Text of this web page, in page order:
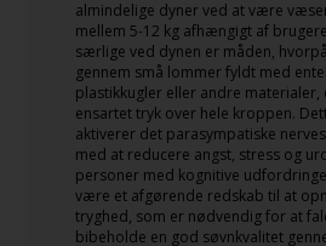
almindelige dyner ved at være
mellem 5-12 kg afhængigt af
særlige ved dynen er måden,
gennem små lommer fyldt med
plastikkugler eller andre materialer,
ensartet tryk over hele kroppen.
aktiverer det parasympatiske
med at reducere angst, stress og
personer med kognitive
være et afgørende redskab til at
tryghed, som er nødvendig for at
bibeholde en god søvnkvalitet